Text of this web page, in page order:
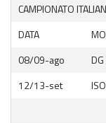
Informazioni e
Notizie sportive
Recensioni e test
CAMPIONATO
DATA
08/09-ago
DG
12/13-set